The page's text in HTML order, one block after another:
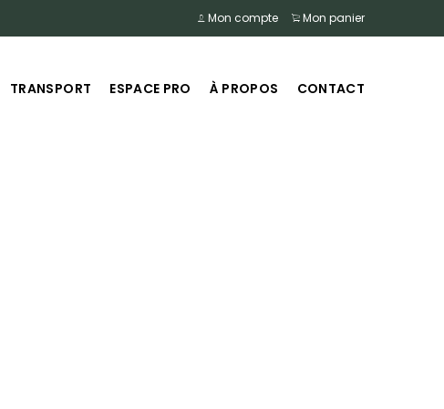
Mon compte Mon panier
TRANSPORT ESPACE PRO À PROPOS CONTACT